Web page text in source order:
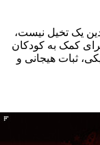
یک تخیل نیست،
کمک به کودکان
ثبات هیجانی و